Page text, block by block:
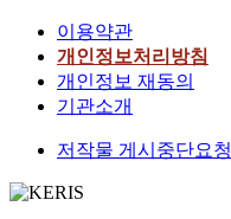
이용약관
개인정보처리방침
개인정보 재동의
기관소개
저작물 게시중단요청